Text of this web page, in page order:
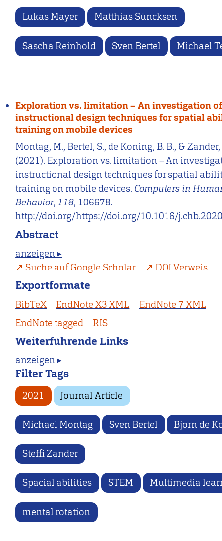
Lukas Mayer Matthias Süncksen
Sascha Reinhold Sven Bertel Michael
Exploration vs. limitation – An investigation of
instructional design techniques for spatial
training on mobile devices
Montag, M., Bertel, S., de Koning, B. B., & Zander,
(2021). Exploration vs. limitation – An
instructional design techniques for spatial
training on mobile devices. Computers in
Behavior, 118, 106678.
http://doi.org/https://doi.org/10.1016/
Abstract
anzeigen ▸
Suche auf Google Scholar
DOI Verweis
Exportformate
BibTeX EndNote X3 XML
EndNote 7 XML
EndNote tagged
RIS
Weiterführende Links
anzeigen ▸
Filter Tags
2021 Journal Article
Michael Montag Sven Bertel Bjorn de
Steffi Zander
Spacial abilities STEM Multimedia
mental rotation